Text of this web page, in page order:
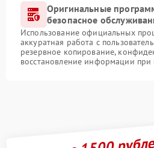
Оригинальные
безопасное
Использование официальных
аккуратная работа с
резервное копирование,
восстановление информации